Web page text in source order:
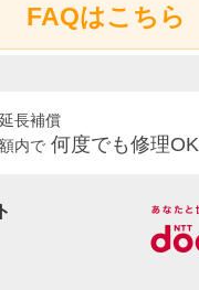
FAQはこちら
長補償
内で 何度でも修理OK